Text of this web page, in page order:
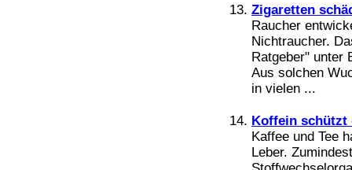
Zigaretten
Raucher
Nichtraucher.
Ratgeber" unter
Aus solchen
in vielen ...
Koffein schützt
Kaffee und Tee
Leber.